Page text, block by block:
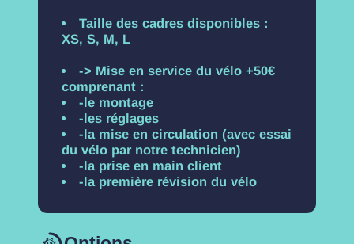
Taille des cadres disponibles :
XS, S, M, L
-> Mise en service du vélo +50€
comprenant :
-le montage
-les réglages
-la mise en circulation (avec essai
du vélo par notre technicien)
-la prise en main client
-la première révision du vélo